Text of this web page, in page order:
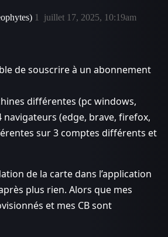
juillet 17, 2025, 10:19am
1
de souscrire à un abonnement
différentes (pc windows,
navigateurs (edge, brave, firefox,
sur 3 comptes différents et
de la carte dans l’application
plus rien. Alors que mes
et mes CB sont